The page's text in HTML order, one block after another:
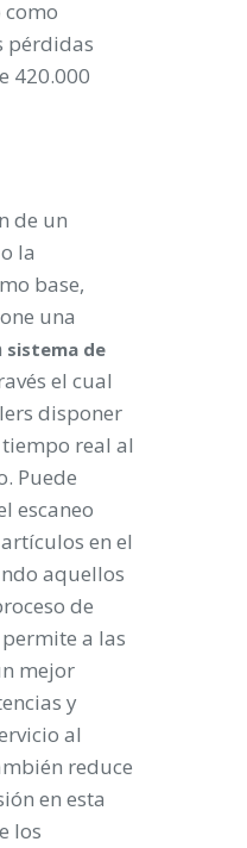
como
pérdidas
420.000
de un
la
base,
una
sistema de
el cual
disponer
real al
Puede
escaneo
en el
aquellos
de
a las
mejor
y
al
reduce
en esta
los